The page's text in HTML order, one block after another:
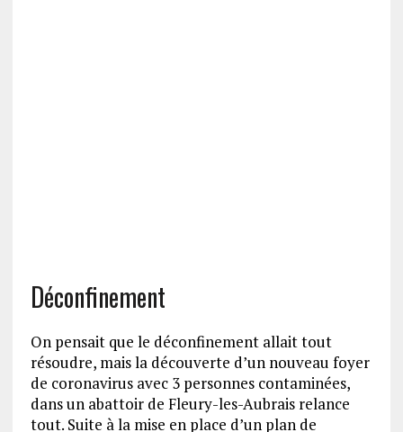
Déconfinement
On pensait que le déconfinement allait tout
résoudre, mais la découverte d’un nouveau foyer
de coronavirus avec 3 personnes contaminées,
dans un abattoir de Fleury-les-Aubrais relance
tout. Suite à la mise en place d’un plan de